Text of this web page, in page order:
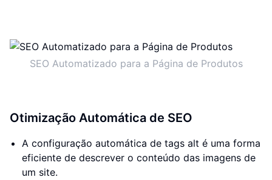
SEO Automatizado para a Página de Produtos
Otimização Automática de SEO
A configuração automática de tags alt é uma forma
eficiente de descrever o conteúdo das imagens de
um site.